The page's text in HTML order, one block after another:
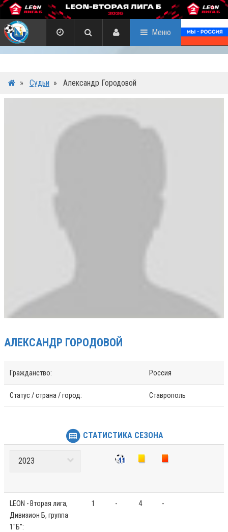
Меню
» Судьи » Александр Городовой
АЛЕКСАНДР ГОРОДОВОЙ
Гражданство: Россия
Статус / страна / город: Ставрополь
СТАТИСТИКА СЕЗОНА
LEON - Вторая лига,
Дивизион Б, группа
1"Б":
1 - 4 -